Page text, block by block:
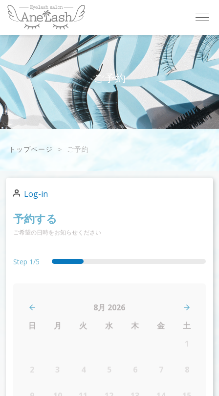
ご予約
トップページ ご予約
Log-in
予約する
ご希望の日時をお知らせください
Step 1/5 services
date
8月 2026
日
月 火 水 木 金
土
1
2 3 4 5 6 7 8